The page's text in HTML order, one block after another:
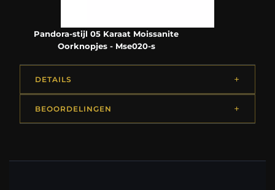
Pandora-stijl 05 Karaat Moissanite
Oorknopjes - Mse020-s
DETAILS
BEOORDELINGEN